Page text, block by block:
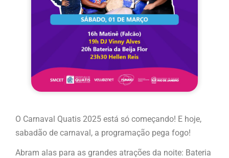
O Carnaval Quatis 2025 está só começando! E hoje,
sabadão de carnaval, a programação pega fogo!
Abram alas para as grandes atrações da noite: Bateria